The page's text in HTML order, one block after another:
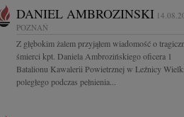
DANIEL AMBROZINSKI
POZNAŃ
Z głębokim żalem przyjąłem wiadomość o
śmierci kpt. Daniela Ambrozińskiego oficera 1
Batalionu Kawalerii Powietrznej w Leźnicy
poległego podczas pełnienia...